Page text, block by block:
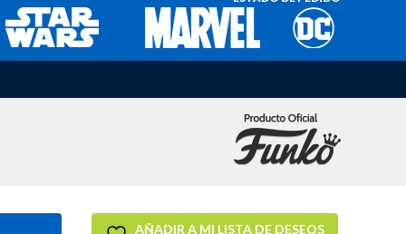
AÑADIR A MI LISTA DE DESEOS